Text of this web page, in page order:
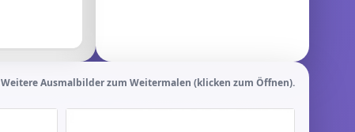
Weitere Ausmalbilder zum Weitermalen (klicken zum Öffnen).